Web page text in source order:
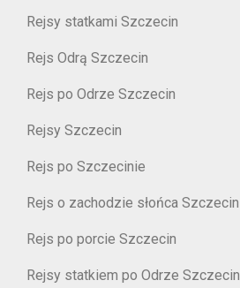
Rejsy statkami Szczecin
Rejs Odrą Szczecin
Rejs po Odrze Szczecin
Rejsy Szczecin
Rejs po Szczecinie
Rejs o zachodzie słońca Szczecin
Rejs po porcie Szczecin
Rejsy statkiem po Odrze Szczecin